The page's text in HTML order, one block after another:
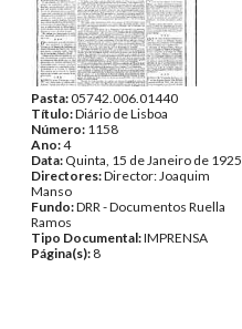
Pasta:05742.006.01440
Título:Diário de Lisboa
Número: 1158
Ano:4
Data: Quinta, 15 de Janeiro de 1925
Directores:Director: Joaquim
Manso
Fundo:DRR - Documentos Ruella
Ramos
Tipo Documental:IMPRENSA
Página(s): 8